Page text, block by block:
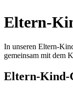
Eltern-
In unseren Eltern-
gemeinsam mit dem
Eltern-Kind-